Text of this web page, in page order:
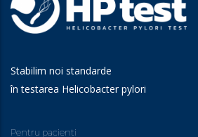
Stabilim noi standarde
în testarea Helicobacter pylori
Pentru pacienti